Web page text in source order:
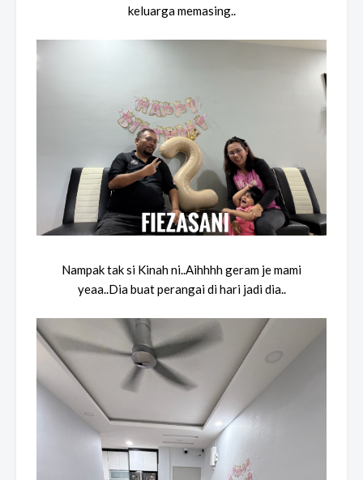
keluarga memasing..
Nampak tak si Kinah ni..Aihhhh geram je mami
yeaa..Dia buat perangai di hari jadi dia..